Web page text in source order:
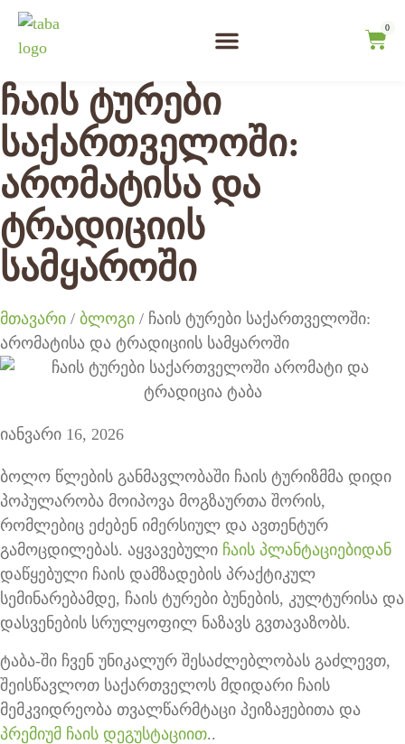
0
ჩაის ტურები
საქართველოში:
არომატისა და
ტრადიციის
სამყაროში
მთავარი / ბლოგი / ჩაის ტურები საქართველოში:
არომატისა და ტრადიციის სამყაროში
იანვარი 16, 2026
ბოლო წლების განმავლობაში ჩაის ტურიზმმა დიდი
პოპულარობა მოიპოვა მოგზაურთა შორის,
რომლებიც ეძებენ იმერსიულ და ავთენტურ
გამოცდილებას. აყვავებული ჩაის პლანტაციებიდან
დაწყებული ჩაის დამზადების პრაქტიკულ
სემინარებამდე, ჩაის ტურები ბუნების, კულტურისა და
დასვენების სრულყოფილ ნაზავს გვთავაზობს.
ტაბა-ში ჩვენ უნიკალურ შესაძლებლობას გაძლევთ,
შეისწავლოთ საქართველოს მდიდარი ჩაის
მემკვიდრეობა თვალწარმტაცი პეიზაჟებითა და
პრემიუმ ჩაის დეგუსტაციით..